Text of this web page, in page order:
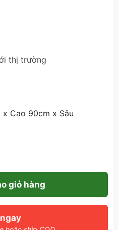
thị trường
x Cao 90cm x Sâu
giỏ hàng